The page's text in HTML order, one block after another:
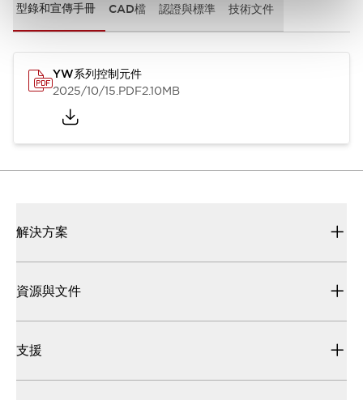
型錄和宣傳手冊 CAD檔 認證與標準 技術文件
YW系列控制元件
2025/10/15.PDF2.10MB
解決方案
資源與文件
支援